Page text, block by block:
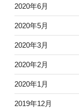
2020年6月
2020年5月
2020年3月
2020年2月
2020年1月
2019年12月